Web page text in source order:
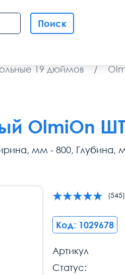
Поиск
19 дюймов /
OlmiOn
мм - 800, Глубина,
(545)
Код: 1029678
Артикул
Статус: